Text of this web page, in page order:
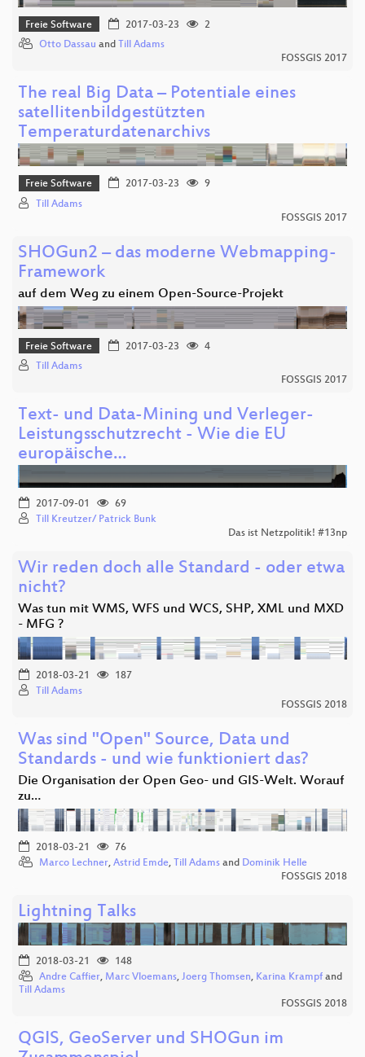
Freie Software 2017-03-23
2
Otto Dassau and Till Adams
FOSSGIS 2017
The real Big Data – Potentiale eines
satellitenbildgestützten
Temperaturdatenarchivs
Freie Software 2017-03-23
9
Till Adams
FOSSGIS 2017
SHOGun2 – das moderne Webmapping-
Framework
auf dem Weg zu einem Open-Source-Projekt
Freie Software 2017-03-23
4
Till Adams
FOSSGIS 2017
Text- und Data-Mining und Verleger-
Leistungsschutzrecht - Wie die EU
europäische…
2017-09-01
69
Till Kreutzer/ Patrick Bunk
Das ist Netzpolitik! #13np
Wir reden doch alle Standard - oder etwa
nicht?
Was tun mit WMS, WFS und WCS, SHP, XML und MXD
- MFG ?
2018-03-21
187
Till Adams
FOSSGIS 2018
Was sind "Open" Source, Data und
Standards - und wie funktioniert das?
Die Organisation der Open Geo- und GIS-Welt. Worauf
zu…
2018-03-21
76
Marco Lechner, Astrid Emde, Till Adams and Dominik Helle
FOSSGIS 2018
Lightning Talks
2018-03-21
148
Andre Caffier, Marc Vloemans, Joerg Thomsen, Karina Krampf and
Till Adams
FOSSGIS 2018
QGIS, GeoServer und SHOGun im